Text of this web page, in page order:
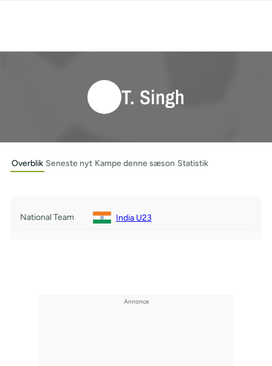
T. Singh
Overblik Seneste nyt Kampe denne sæson Statistik
National Team India U23